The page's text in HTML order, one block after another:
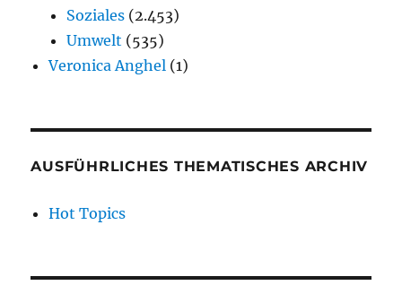
Soziales (2.453)
Umwelt (535)
Veronica Anghel (1)
AUSFÜHRLICHES THEMATISCHES ARCHIV
Hot Topics